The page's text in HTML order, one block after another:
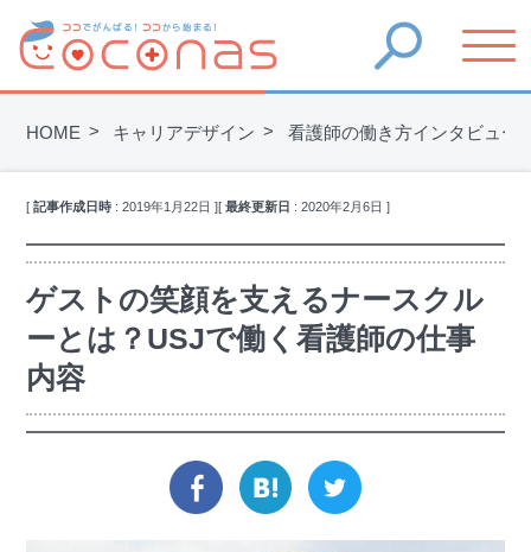
HOME キャリアデザイン 看護師の働き方インタビュー
[記事作成日時 :2019年1月22日 ][最終更新日 :2020年2月6日 ]
ゲストの笑顔を支えるナースクル
ーとは？USJで働く看護師の仕事
内容
facebookhatena